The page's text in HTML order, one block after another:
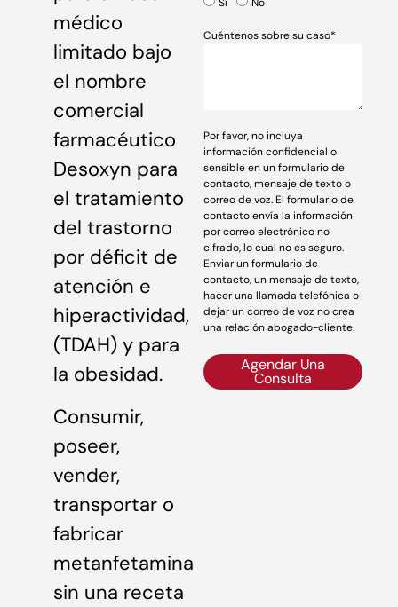
médico
limitado bajo
el nombre
comercial
farmacéutico
Desoxyn para
el tratamiento
del trastorno
por déficit de
atención e
hiperactividad,
(TDAH) y para
la obesidad.
Consumir,
poseer,
vender,
transportar o
fabricar
metanfetamina
sin una receta
Cuéntenos sobre su caso*
Por favor, no incluya
información confidencial o
sensible en un formulario de
contacto, mensaje de texto o
correo de voz. El formulario de
contacto envía la información
por correo electrónico no
cifrado, lo cual no es seguro.
Enviar un formulario de
contacto, un mensaje de texto,
hacer una llamada telefónica o
dejar un correo de voz no crea
una relación abogado-cliente.
Agendar Una
Consulta